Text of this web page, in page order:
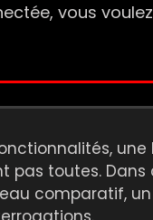
vous
une
pas toutes. Dans
comparatif,